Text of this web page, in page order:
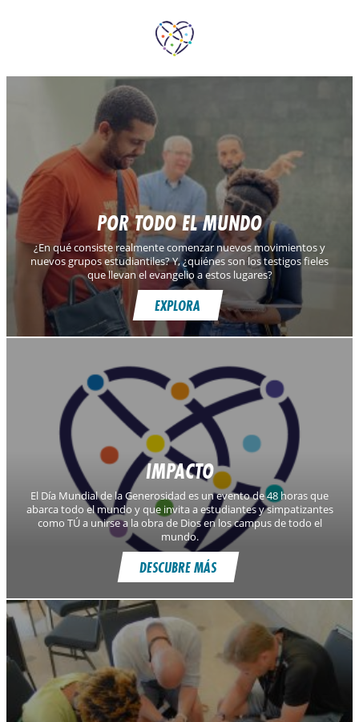
POR TODO EL MUNDO
¿En qué consiste realmente comenzar nuevos movimientos y
nuevos grupos estudiantiles? Y, ¿quiénes son los testigos fieles
que llevan el evangelio a estos lugares?
EXPLORA
IMPACTO
El Día Mundial de la Generosidad es un evento de 48 horas que
abarca todo el mundo y que invita a estudiantes y simpatizantes
como TÚ a unirse a la obra de Dios en los campus de todo el
mundo.
DESCUBRE MÁS